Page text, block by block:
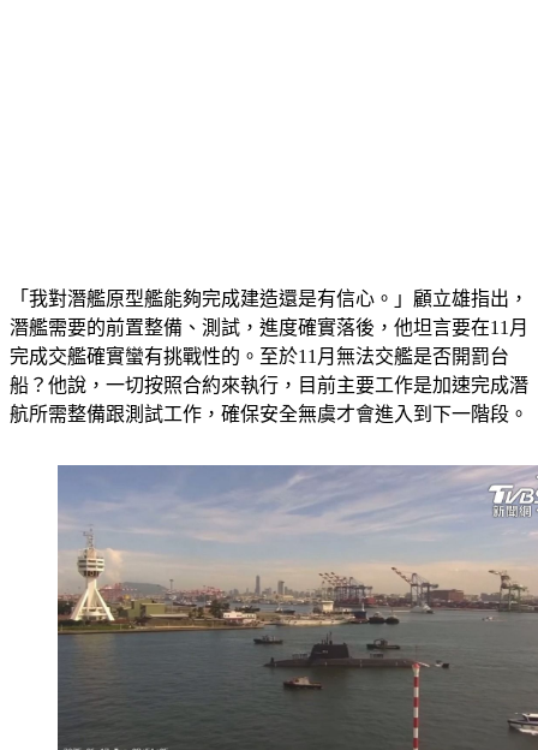
「我對潛艦原型艦能夠完成建造還是有信心。」顧立雄指出，
潛艦需要的前置整備、測試，進度確實落後，他坦言要在11月
完成交艦確實蠻有挑戰性的。至於11月無法交艦是否開罰台
船？他說，一切按照合約來執行，目前主要工作是加速完成潛
航所需整備跟測試工作，確保安全無虞才會進入到下一階段。